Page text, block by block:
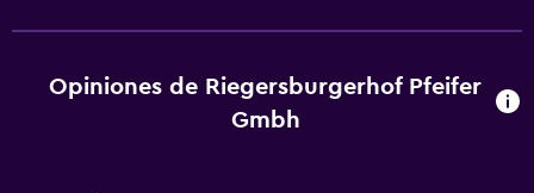
Wifi gratis
Wifi disponible en todas las instalaciones
Opiniones de Riegersburgerhof Pfeifer
Gmbh